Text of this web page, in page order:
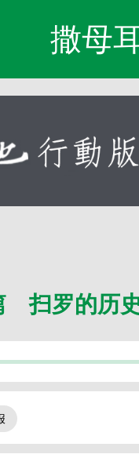
撒母
扫罗的历